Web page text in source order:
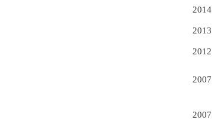
2014
2013
2012
2007
2007